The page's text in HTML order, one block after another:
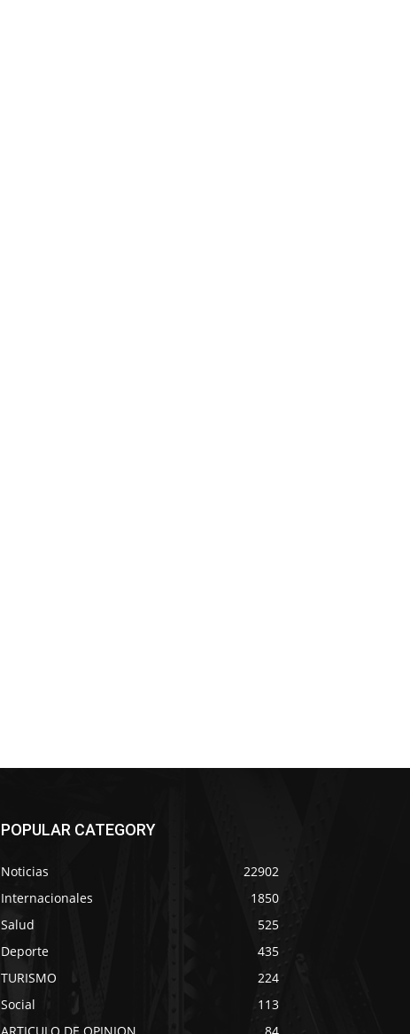
POPULAR CATEGORY
Noticias
22902
Internacionales
1850
Salud
525
Deporte
435
TURISMO
224
Social
113